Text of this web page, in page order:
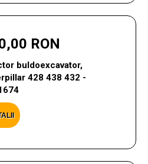
RON
buldoexcavator,
428 438 432 -